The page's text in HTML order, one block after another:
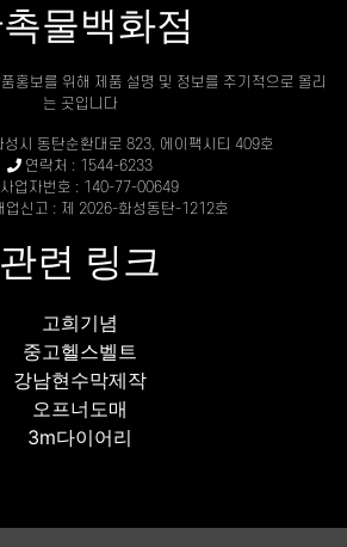
물백화점
홍보를 위해 제품 설명 및 정보를 주기적으로 올리
는 곳입니다
성시 동탄순환대로 823, 에이팩시티 409호
연락처 : 1544-6233
업자번호 : 140-77-00649
업신고 : 제 2026-화성동탄-1212호
관련 링크
고희기념
중고헬스벨트
강남현수막제작
오프너도매
3m다이어리